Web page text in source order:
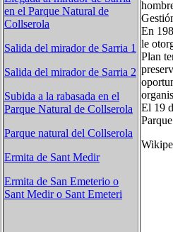
en el Parque Natural de
Collserola
Salida del mirador de Sarria 1
Salida del mirador de Sarria 2
Subida a la rabasada en el
Parque Natural de Collserola
Parque natural del Collserola
Ermita de Sant Medir
Ermita de San Emeterio o
Sant Medir o Sant Emeteri
En
le
Plan
El 19